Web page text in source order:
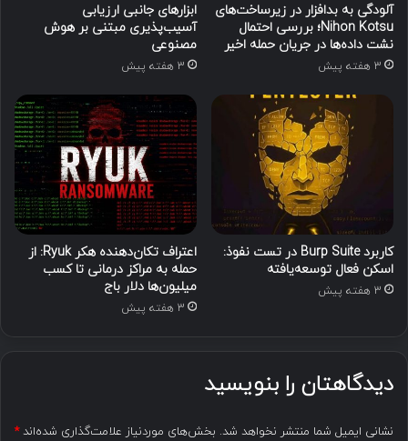
آلودگی به بدافزار در زیرساخت‌های
Nihon Kotsu؛ بررسی احتمال
نشت داده‌ها در جریان حمله اخیر
3 هفته پیش
ابزارهای جانبی ارزیابی
آسیب‌پذیری مبتنی بر هوش
مصنوعی
3 هفته پیش
کاربرد Burp Suite در تست نفوذ:
اسکن فعال توسعه‌یافته
3 هفته پیش
اعتراف تکان‌دهنده هکر Ryuk: از
حمله به مراکز درمانی تا کسب
میلیون‌ها دلار باج
3 هفته پیش
دیدگاهتان را بنویسید
نشانی ایمیل شما منتشر نخواهد شد. بخش‌های موردنیاز علامت‌گذاری شده‌اند*